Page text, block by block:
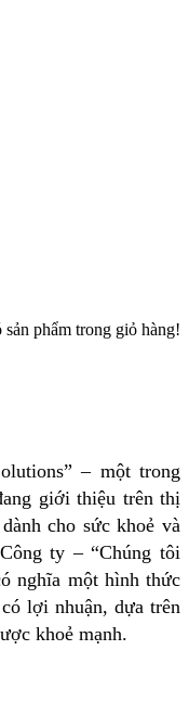
phẩm trong giỏ hàng!
– một trong
giới thiệu trên thị
cho sức khoẻ và
ty – “Chúng tôi
nghĩa một hình thức
lợi nhuận, dựa trên
khoẻ mạnh.